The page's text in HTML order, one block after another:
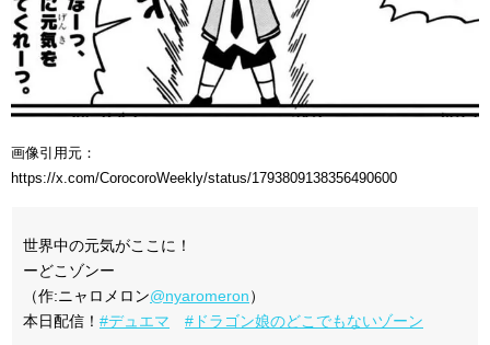
画像引用元：
https://x.com/CorocoroWeekly/status/1793809138356490600
世界中の元気がここに！
ーどこゾンー
（作:ニャロメロン@nyaromeron）
本日配信！ #デュエマ #ドラゴン娘のどこでもないゾーン